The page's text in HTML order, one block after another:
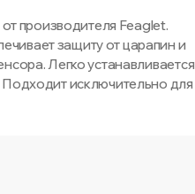
производителя Feaglet.
защиту от царапин и
Легко устанавливается
Подходит исключительно для